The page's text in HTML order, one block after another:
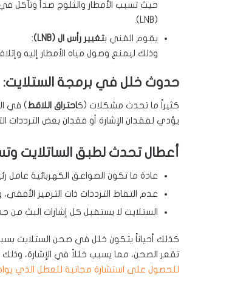
حيث تسبب الأمطار والثلوج صدأً وتآكل
(LNB).
يقوم الفني بتغيير رأس ال (LNB)
:
وذلك ليمنع وصول مياه الأمطار إليه
حدوث خلل في برمجة الستلايت:
كثيراً ما تحدث مشكلات (كاحتراق اللاقط) في
يؤدي لفقدان الإشارة أو فقدان بعض
أعطال تحدث لطبق الساتلايت
عادة ما تكون الصواعق الكهربائية عامل
عدم التقاط الترددات ذات الترميز
الستلايت لا يستقبل كل إشارات البث
كذلك أحياناً يتكون خلل في صحن الستلايت
تقعر الصحن، مما يسبب خللاً في الإشارة، وذلك
للحصول على استشارة مجانية للعطل الذي